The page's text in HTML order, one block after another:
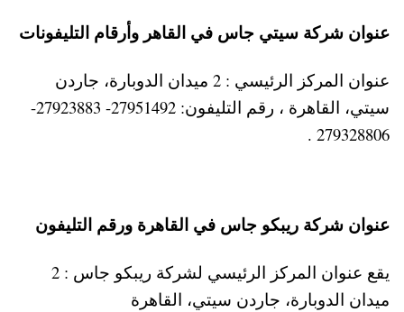
عنوان شركة سيتي جاس في القاهر وأرقام التليفونات
عنوان المركز الرئيسي : 2 ميدان الدوبارة، جاردن
سيتي، القاهرة ، رقم التليفون: 27951492- 27923883-
279328806 .
عنوان شركة ريبكو جاس في القاهرة ورقم التليفون
يقع عنوان المركز الرئيسي لشركة ريبكو جاس : 2
ميدان الدوبارة، جاردن سيتي، القاهرة